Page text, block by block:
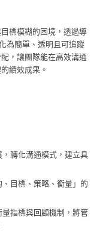
標模糊的困境，透過導
為簡單、透明且可追蹤
，讓團隊能在高效溝通
績效成果。
轉化溝通模式，建立具
目標、策略、衡量」的
指標與回顧機制，將管